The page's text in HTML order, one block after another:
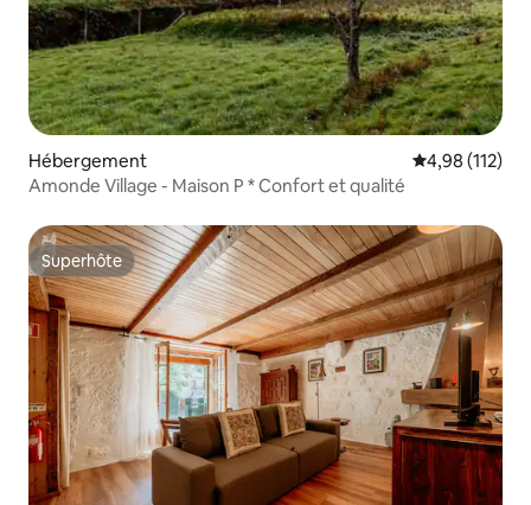
Hébergement Évaluation
4,98 (112)
Amonde Village - Maison P * Confort et qualité
Superhôte
Superhôte